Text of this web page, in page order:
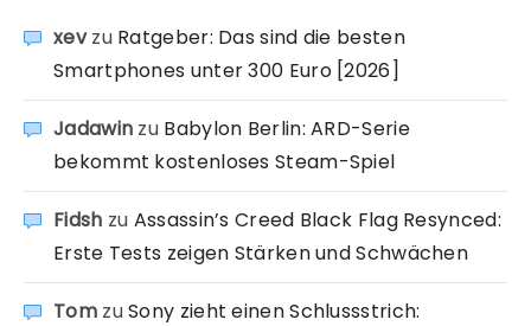
xevzu Ratgeber: Das sind die besten
Smartphones unter 300 Euro [2026]
Jadawin zu Babylon Berlin: ARD-Serie
bekommt kostenloses Steam-Spiel
Fidsh zu Assassin’s Creed Black Flag Resynced:
Erste Tests zeigen Stärken und Schwächen
TomzuSony zieht einen Schlussstrich: